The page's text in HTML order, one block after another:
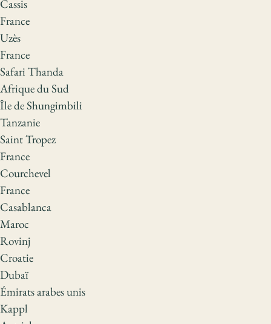
Cassis
France
Uzès
France
Safari Thanda
Afrique du Sud
Île de Shungimbili
Tanzanie
Saint Tropez
France
Courchevel
France
Casablanca
Maroc
Rovinj
Croatie
Dubaï
Émirats arabes unis
Kappl